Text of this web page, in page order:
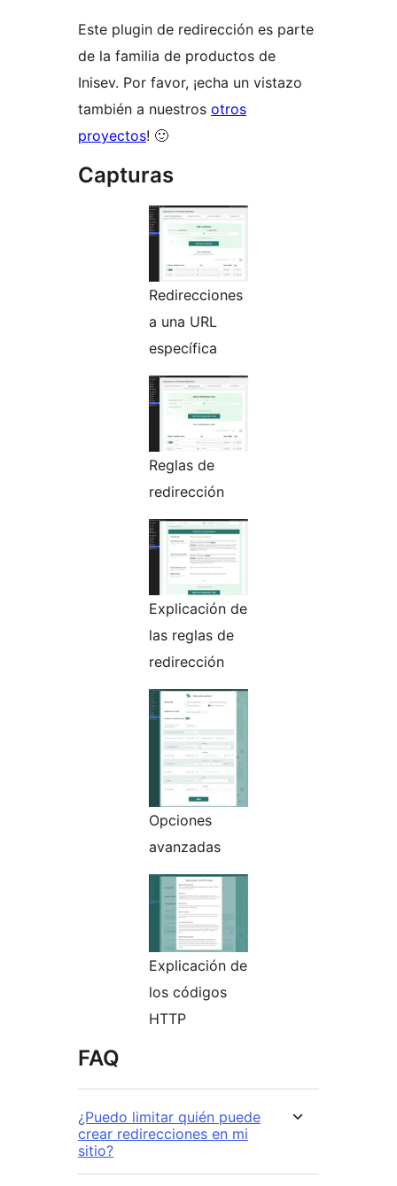
Este plugin de redirección es parte
de la familia de productos de
Inisev. Por favor, ¡echa un vistazo
también a nuestros otros
proyectos! 🙂
Capturas
Redirecciones
a una URL
específica
Reglas de
redirección
Explicación de
las reglas de
redirección
Opciones
avanzadas
Explicación de
los códigos
HTTP
FAQ
¿Puedo limitar quién puede
crear redirecciones en mi
sitio?